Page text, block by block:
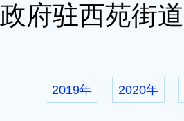
府驻西苑街
2019年 2020年